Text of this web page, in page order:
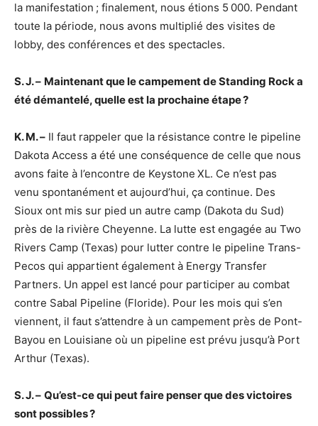
la manifestation ; finalement, nous étions 5 000. Pendant
toute la période, nous avons multiplié des visites de
lobby, des conférences et des spectacles.
S. J. – Maintenant que le campement de Standing Rock a
été démantelé, quelle est la prochaine étape ?
K. M. – Il faut rappeler que la résistance contre le pipeline
Dakota Access a été une conséquence de celle que nous
avons faite à l’encontre de Keystone XL. Ce n’est pas
venu spontanément et aujourd’hui, ça continue. Des
Sioux ont mis sur pied un autre camp (Dakota du Sud)
près de la rivière Cheyenne. La lutte est engagée au Two
Rivers Camp (Texas) pour lutter contre le pipeline Trans-
Pecos qui appartient également à Energy Transfer
Partners. Un appel est lancé pour participer au combat
contre Sabal Pipeline (Floride). Pour les mois qui s’en
viennent, il faut s’attendre à un campement près de Pont-
Bayou en Louisiane où un pipeline est prévu jusqu’à Port
Arthur (Texas).
S. J. – Qu’est-ce qui peut faire penser que des victoires
sont possibles ?